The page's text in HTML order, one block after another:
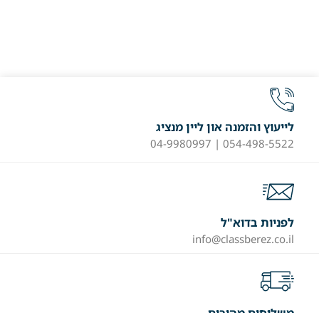
לייעוץ והזמנה און ליין מנציג
054-498-5522 | 04-9980997
לפניות בדוא"ל
info@classberez.co.il